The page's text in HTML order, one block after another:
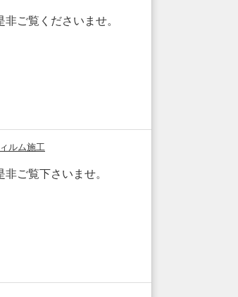
ご覧くださいませ。
ルム施工
ご覧下さいませ。